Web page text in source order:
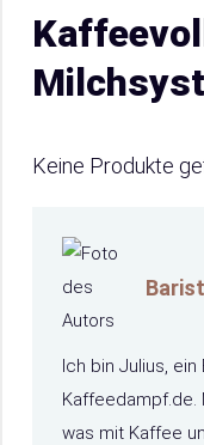
Keine Produkte
Ich bin Julius,
Kaffeedampf.de.
was mit Kaffee